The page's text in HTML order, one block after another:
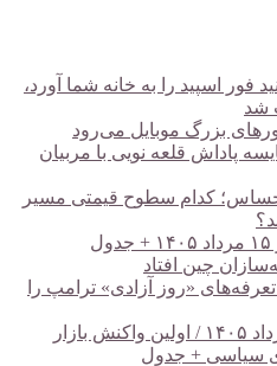
فور اسپید را به خانه شما آورد،
شد
بزرگ موبایل می‌رود
پاداش قلعه نویی با مربیان
کدام سطوح قیمتی مسیر
چین افتاد
دلار از تعرفه‌های «روز آزادی» ترامپ را
قیمت خودرو امروز ۱۵ مرداد ۱۴۰۵ / اولین واکنش بازار
سیاسی + جدول